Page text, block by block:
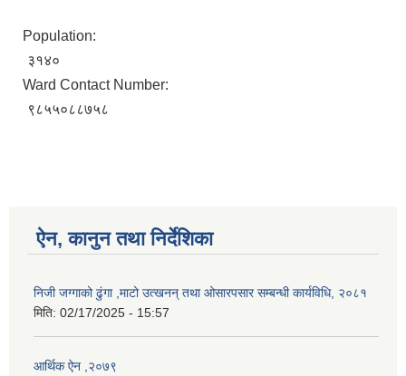
Population:
३१४०
Ward Contact Number:
९८५५०८८७५८
ऐन, कानुन तथा निर्देशिका
निजी जग्गाको ढुंगा ,माटो उत्खनन् तथा ओसारपसार सम्बन्धी कार्यविधि, २०८१
मिति: 02/17/2025 - 15:57
आर्थिक ऐन ,२०७९